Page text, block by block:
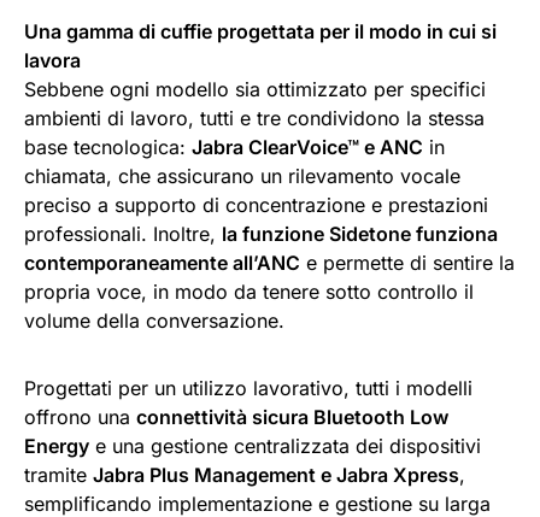
Una gamma di cuffie progettata per il modo in cui si
lavora
Sebbene ogni modello sia ottimizzato per specifici
ambienti di lavoro, tutti e tre condividono la stessa
base tecnologica: Jabra ClearVoice™ e ANC in
chiamata, che assicurano un rilevamento vocale
preciso a supporto di concentrazione e prestazioni
professionali. Inoltre, la funzione Sidetone funziona
contemporaneamente all’ANC e permette di sentire la
propria voce, in modo da tenere sotto controllo il
volume della conversazione.
Progettati per un utilizzo lavorativo, tutti i modelli
offrono una connettività sicura Bluetooth Low
Energy e una gestione centralizzata dei dispositivi
tramite Jabra Plus Management e Jabra Xpress,
semplificando implementazione e gestione su larga